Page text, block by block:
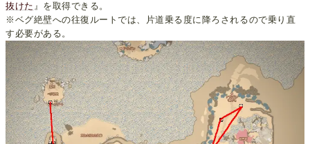
抜けた 』を取得できる。
※ベグ絶壁への往復ルートでは、片道乗る度に降ろされるので乗り直
す必要がある。